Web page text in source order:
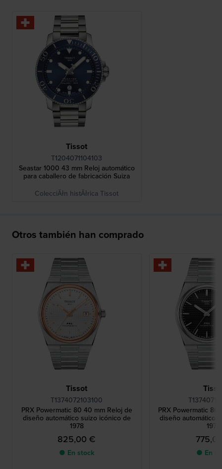
Tissot
T1204071104103
Seastar 1000 43 mm Reloj automático
para caballero de fabricación Suiza
ColecciĂłn histĂłrica Tissot
Otros también han comprado
Tissot
T1374072103100
PRX Powermatic 80 40 mm Reloj de
diseño automático suizo icónico de
1978
825,00 €
● En stock
PRX Powermatic
diseño automático
1978
● En